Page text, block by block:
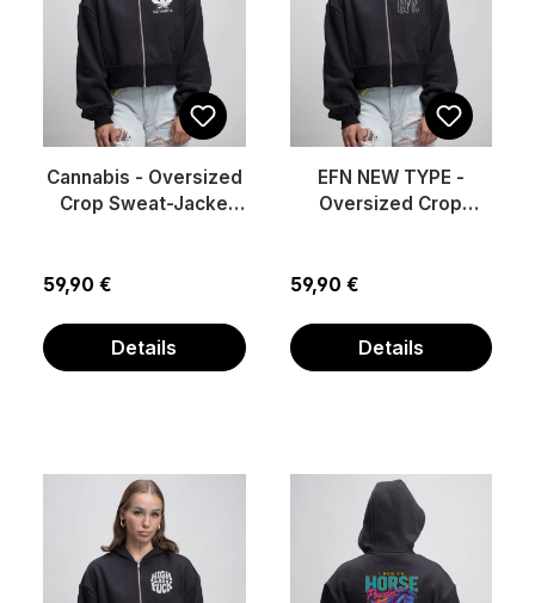
Cannabis - Oversized
Crop Sweat-Jacke
Regulärer Preis:
59,90 €
Details
EFN NEW TYPE -
Oversized Crop
Regulärer Preis:
59,90 €
Details